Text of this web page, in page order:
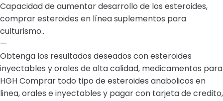
Capacidad de aumentar desarrollo de los esteroides,
comprar esteroides en línea suplementos para
culturismo..
—
Obtenga los resultados deseados con esteroides
inyectables y orales de alta calidad, medicamentos para
HGH Comprar todo tipo de esteroides anabolicos en
linea, orales e inyectables y pagar con tarjeta de credito,